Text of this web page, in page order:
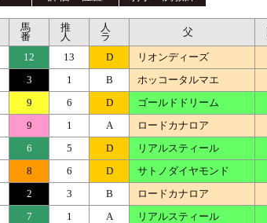
馬
番
推
人
人
ラ
父
12 13 D リオンディーズ
3 1 B ホッコータルマエ
9 6 D ゴールドドリーム
9 1 A ロードカナロア
6 5 D リアルスティール
8 6 D サトノダイヤモンド
2 3 B ロードカナロア
7 1 A リアルスティール